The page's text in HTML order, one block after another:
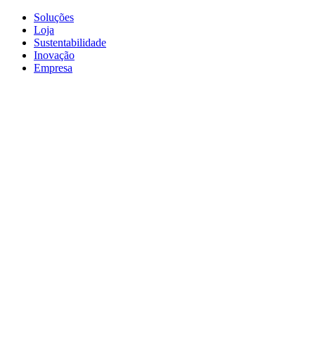
Soluções
Loja
Sustentabilidade
Inovação
Empresa